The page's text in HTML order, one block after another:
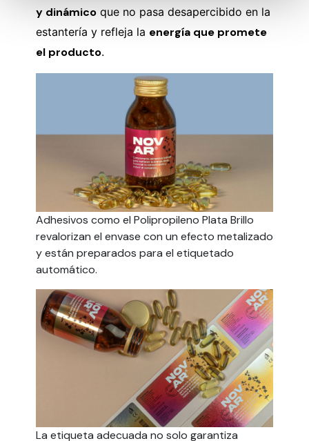
y dinámico que no pasa desapercibido en la
estantería y refleja la energía que promete
el producto.
Adhesivos como el Polipropileno Plata Brillo
revalorizan el envase con un efecto metalizado
y están preparados para el etiquetado
automático.
La etiqueta adecuada no solo garantiza